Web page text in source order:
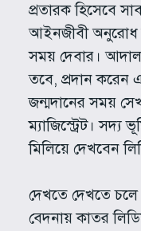
প্রতারক হিসেবে
আইনজীবী অনুরোধ
সময় দেবার।
তবে, প্রদান করেন
জন্মদানের সময়
ম্যাজিস্ট্রেট। সদ্য
মিলিয়ে দেখবেন
দেখতে দেখতে
বেদনায় কাতর